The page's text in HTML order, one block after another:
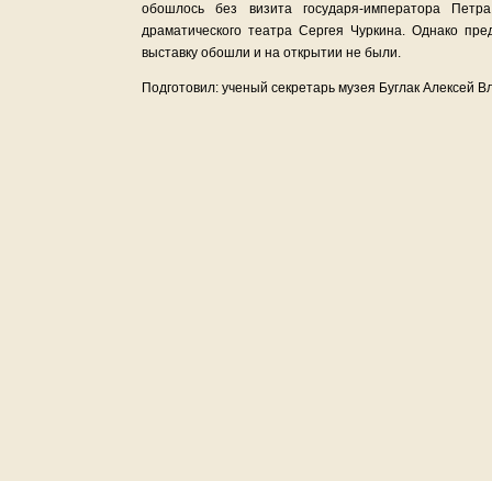
обошлось без визита государя-императора
драматического театра Сергея Чуркина. Однако
выставку обошли и на открытии не были.
Подготовил: ученый секретарь музея Буглак Алексей